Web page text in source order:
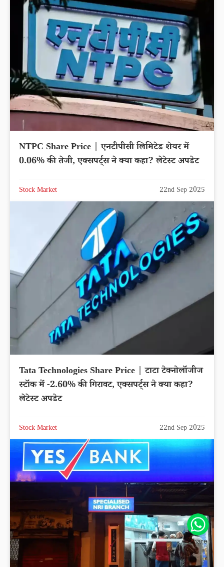
NTPC Share Price | एनटीपीसी लिमिटेड शेयर में
0.06% की तेजी, एक्सपर्ट्स ने क्या कहा? लेटेस्ट अपडेट
Stock Market 22nd Sep 2025
Tata Technologies Share Price | टाटा टेक्नोलॉजीज
स्टॉक में -2.60% की गिरावट, एक्सपर्ट्स ने क्या कहा?
लेटेस्ट अपडेट
Stock Market 22nd Sep 2025
Share